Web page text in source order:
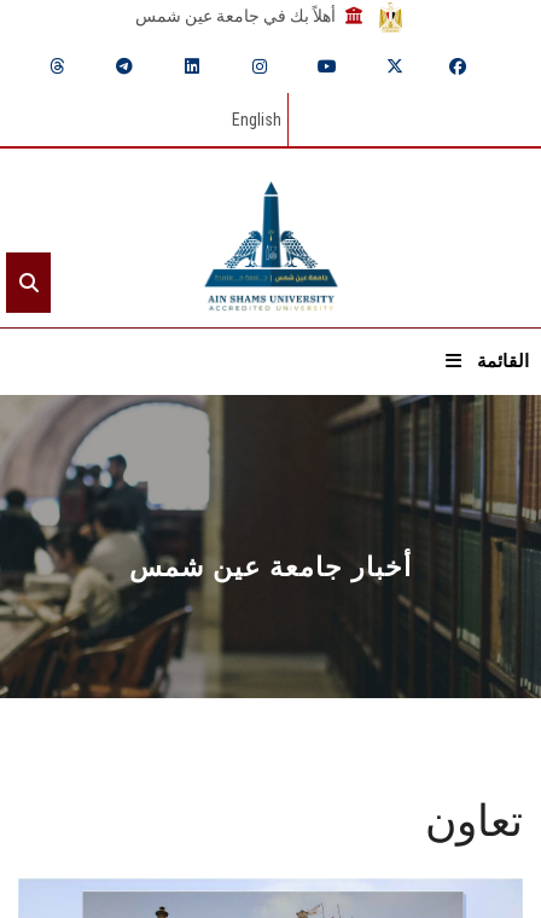
أهلاً بك في جامعة عين شمس
English
القائمة
الرئيسيـة
عن الجامعة
القطاعـات
الشئون الأكاديمية
البحث العلمي
الأنظمة الذكية
أخبار جامعة عين شمس
تعاون